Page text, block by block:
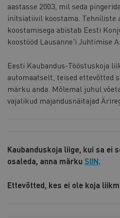
aastasse 2003, mil seda
initsiatiivil koostama. Tehniliste
koostamisega abistab Eesti
koostööd Lausanne'i Juhtimise
Eesti Kaubandus-Tööstuskoja
automaatselt, teised ettevõtted
märku anda. Mõlemal juhul
vajalikud majandusnäitajad
Kaubanduskoja liige, kui sa ei
osaleda, anna märku SIIN.
Ettevõtted, kes ei ole koja